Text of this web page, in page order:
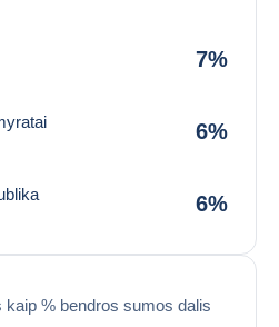
7%
6%
6%
kaip % bendros sumos dalis